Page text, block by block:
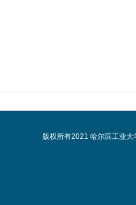
版权所有2021 哈尔滨工业大